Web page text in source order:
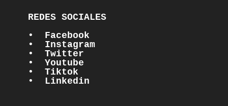
REDES SOCIALES
•  Facebook
•  Instagram
•  Twitter
•  Youtube
•  Tiktok
•  Linkedin